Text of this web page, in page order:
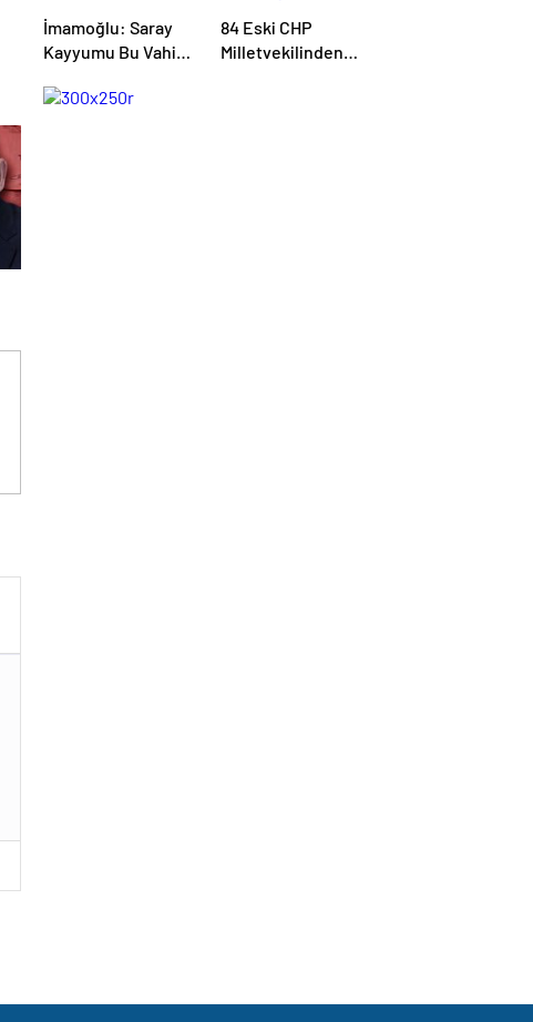
İmamoğlu: Saray
Kayyumu Bu Vahim
Okusun…
84 Eski CHP
Milletvekilinden